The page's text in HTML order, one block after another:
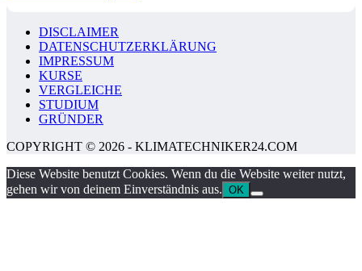
DISCLAIMER
DATENSCHUTZERKLÄRUNG
IMPRESSUM
KURSE
VERGLEICHE
STUDIUM
GRÜNDER
COPYRIGHT © 2026 - KLIMATECHNIKER24.COM
Diese Website benutzt Cookies. Wenn du die Website weiter nutzt,
gehen wir von deinem Einverständnis aus. OK